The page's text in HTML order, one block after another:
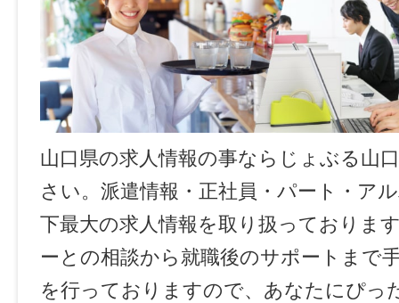
山口県の求人情報の事ならじょぶる山
さい。派遣情報・正社員・パート・ア
下最大の求人情報を取り扱っておりま
ーとの相談から就職後のサポートまで
を行っておりますので、あなたにぴっ